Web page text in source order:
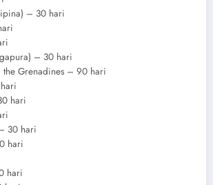
– 30 hari
– 30 hari
the Grenadines – 90 hari
hari
30 hari
hari
hari